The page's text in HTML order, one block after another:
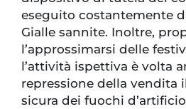
eseguito costantemente
Gialle sannite. Inoltre,
l’approssimarsi delle
l’attività ispettiva è volta
repressione della vendita
sicura dei fuochi